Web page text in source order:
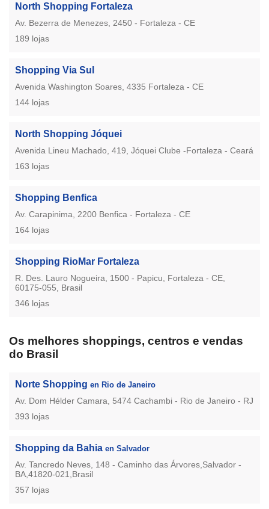
North Shopping Fortaleza
Av. Bezerra de Menezes, 2450 - Fortaleza - CE
189 lojas
Shopping Via Sul
Avenida Washington Soares, 4335 Fortaleza - CE
144 lojas
North Shopping Jóquei
Avenida Lineu Machado, 419, Jóquei Clube -Fortaleza - Ceará
163 lojas
Shopping Benfica
Av. Carapinima, 2200 Benfica - Fortaleza - CE
164 lojas
Shopping RioMar Fortaleza
R. Des. Lauro Nogueira, 1500 - Papicu, Fortaleza - CE,
60175-055, Brasil
346 lojas
Os melhores shoppings, centros e vendas
do Brasil
Norte Shopping en Rio de Janeiro
Av. Dom Hélder Camara, 5474 Cachambi - Rio de Janeiro - RJ
393 lojas
Shopping da Bahia en Salvador
Av. Tancredo Neves, 148 - Caminho das Árvores,Salvador -
BA,41820-021,Brasil
357 lojas